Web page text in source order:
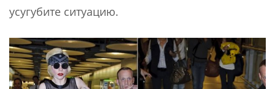
усугубите ситуацию.